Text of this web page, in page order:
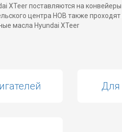
XTeer поставляются на
центра HOB также
масла Hyundai XTeer
Для